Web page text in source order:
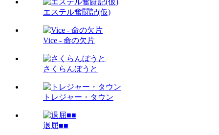
エステル奮闘記(仮)
Vice - 命の欠片
さくらんぼうと
トレジャー・タウン
退屈■■